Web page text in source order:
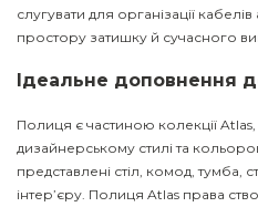
слугувати для організації
простору затишку й сучасного
Ідеальне доповнення
Полиця є частиною колекції
дизайнерському стилі та
представлені стіл, комод, тумба,
інтер’єру. Полиця Atlas права